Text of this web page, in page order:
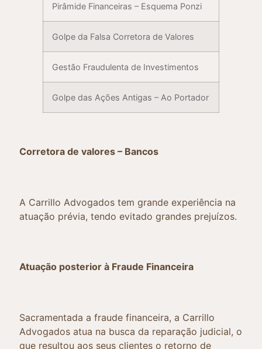
Pirâmide Financeiras – Esquema Ponzi
Golpe da Falsa Corretora de Valores
Gestão Fraudulenta de Investimentos
Golpe das Ações Antigas – Ao Portador
Corretora de valores – Bancos
A Carrillo Advogados tem grande experiência na
atuação prévia, tendo evitado grandes prejuízos.
Atuação posterior à Fraude Financeira
Sacramentada a fraude financeira, a Carrillo
Advogados atua na busca da reparação judicial, o
que resultou aos seus clientes o retorno de